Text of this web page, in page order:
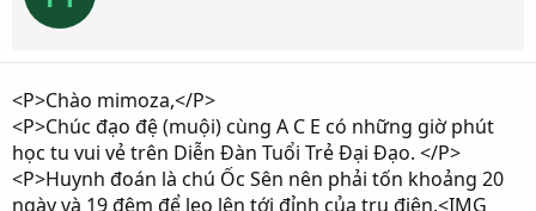
<P>Chào mimoza,</P>
<P>Chúc đạo đệ (muội) cùng A C E có những giờ phút
học tu vui vẻ trên Diễn Đàn Tuổi Trẻ Đại Đạo. </P>
<P>Huynh đoán là chú Ốc Sên nên phải tốn khoảng 20
ngày và 19 đêm để leo lên tới đỉnh của trụ điện.<IMG